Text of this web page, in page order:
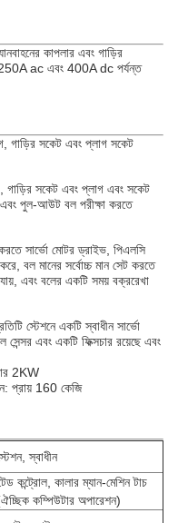
কাপলার এবং গাড়ির
​​250A ac এবং 400A dc পর্যন্ত
গাড়ির সকেট এবং প্লাগ সকেট
গাড়ির সকেট এবং প্লাগ এবং সকেট
এবং পুল-আউট বল পরীক্ষা করতে
সার্ভো মোটর ড্রাইভ, পিএলসি
করে, বল মানের সর্বোচ্চ মান সেট করতে
এবং বলের একটি সময় বক্ররেখা
স্টেশনে একটি স্বাধীন সার্ভো
সেন্সর এবং একটি ফিক্সচার রয়েছে এবং
2KW
প্রায় 160 কেজি
স্বাধীন
কন্ট্রোল, কালার ম্যান-মেশিন টাচ
কম্পিউটার অপারেশন)